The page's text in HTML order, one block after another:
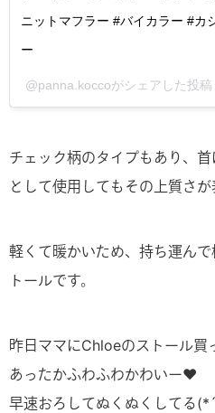
ニットマフラー #バイカラー #カ
ー
@panna.koccoがシェアした投稿
チェック柄のタイプもあり、
として使用してもその上質さが
軽くて暖かいため、持ち運ん
トールです。
昨日ママにChloeのストール買
あったかふわふわかわいー♥
早速おろしてぬくぬくしてる